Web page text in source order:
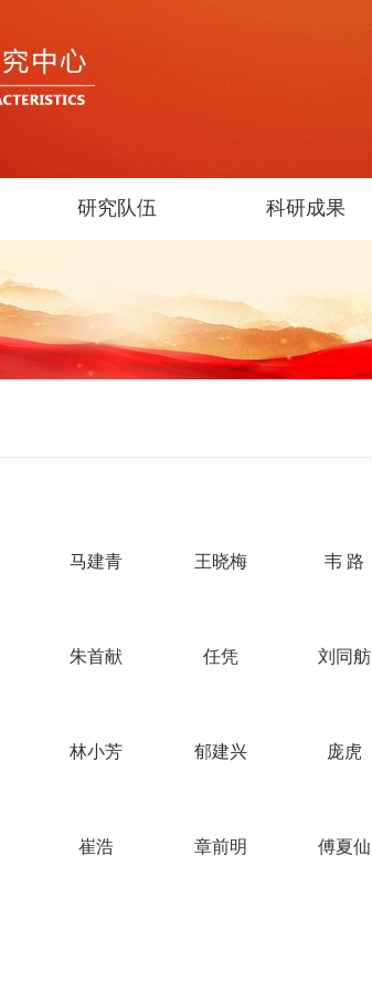
研究队伍 科研成果
马建青 王晓梅 韦 路
朱首献 任凭 刘同舫
林小芳 郁建兴 庞虎
崔浩 章前明 傅夏仙